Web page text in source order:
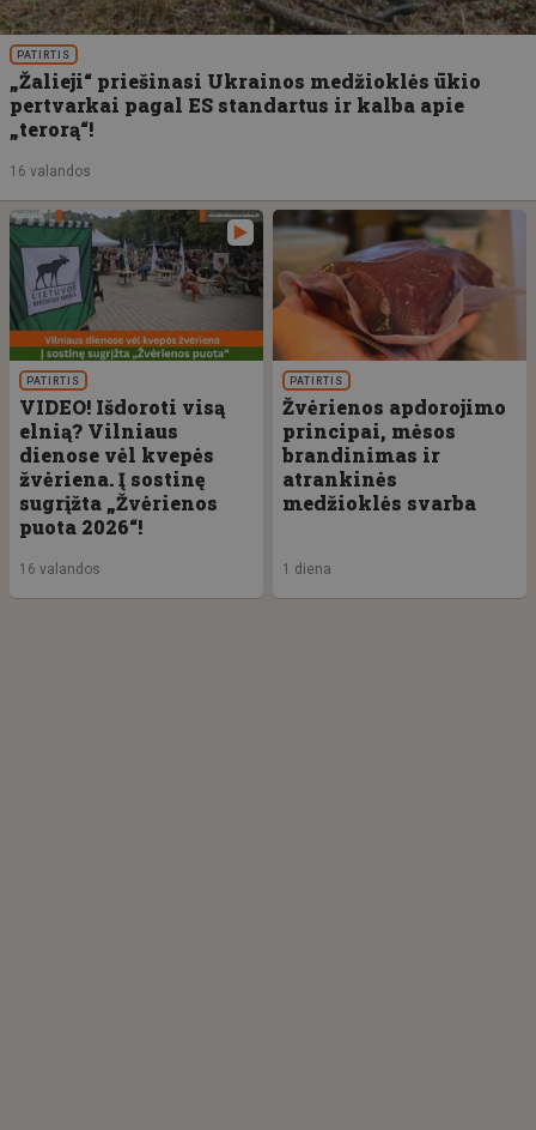
PATIRTIS
„Žalieji“ priešinasi Ukrainos medžioklės ūkio
pertvarkai pagal ES standartus ir kalba apie
„terorą“!
16 valandos
PATIRTIS
VIDEO! Išdoroti visą
elnią? Vilniaus
dienose vėl kvepės
žvėriena. Į sostinę
sugrįžta „Žvėrienos
puota 2026“!
16 valandos
PATIRTIS
Žvėrienos apdorojimo
principai, mėsos
brandinimas ir
atrankinės
medžioklės svarba
1 diena